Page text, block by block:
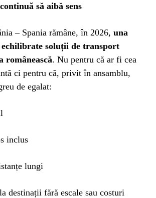
să aibă sens
– Spania rămâne, în 2026, una
soluții de transport
românească. Nu pentru că ar fi cea
ci pentru că, privit în ansamblu,
de egalat:
inclus
lungi
destinații fără escale sau costuri